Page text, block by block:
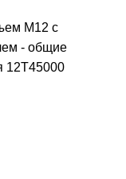
M12 с
- общие
12T45000